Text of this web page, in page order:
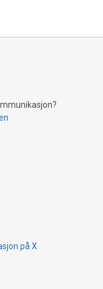
på X